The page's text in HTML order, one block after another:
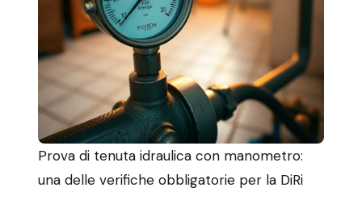
Prova di tenuta idraulica con manometro:
una delle verifiche obbligatorie per la DiRi